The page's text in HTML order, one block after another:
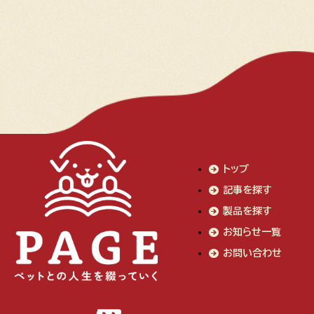
トップ
記事を探す
製品を探す
お知らせ一覧
お問い合わせ